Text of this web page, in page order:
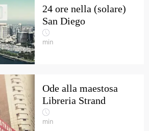
24 ore nella (solare)
San Diego
min
Ode alla maestosa
Libreria Strand
min